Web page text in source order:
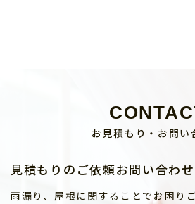
お見積もり・お問い
見積もりのご依頼お問い合わ
雨漏り、屋根に関することでお困り